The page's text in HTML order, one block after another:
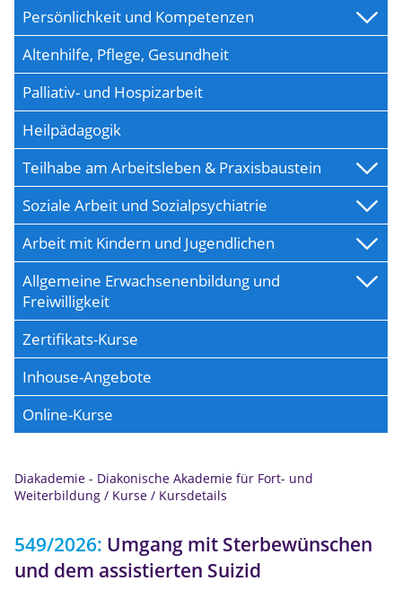
Persönlichkeit und Kompetenzen
Altenhilfe, Pflege, Gesundheit
Palliativ- und Hospizarbeit
Heilpädagogik
Teilhabe am Arbeitsleben & Praxisbaustein
Soziale Arbeit und Sozialpsychiatrie
Arbeit mit Kindern und Jugendlichen
Allgemeine Erwachsenenbildung und
Freiwilligkeit
Zertifikats-Kurse
Inhouse-Angebote
Online-Kurse
Diakademie - Diakonische Akademie für Fort- und
Weiterbildung / Kurse / Kursdetails
549/2026: Umgang mit Sterbewünschen
und dem assistierten Suizid